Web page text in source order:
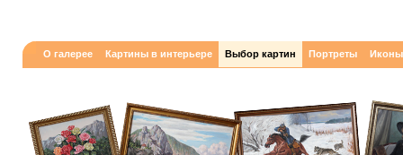
О галерее Картины в интерьере Выбор картин Портреты Иконы